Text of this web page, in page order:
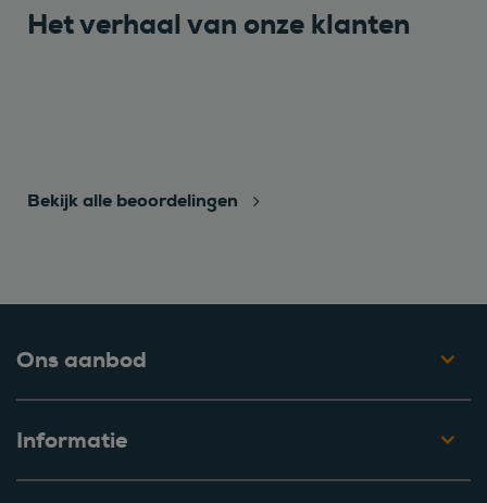
Het verhaal van onze klanten
Bekijk alle beoordelingen
Ons aanbod
Informatie